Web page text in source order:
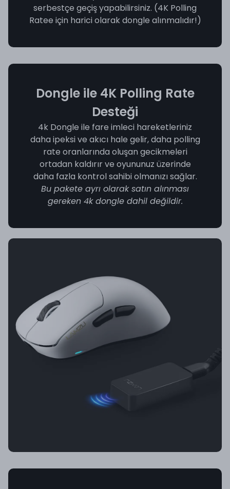
serbestçe geçiş yapabilirsiniz. (4K Polling
Ratee için harici olarak dongle alınmalıdır!)
Dongle ile 4K Polling Rate
Desteği
4k Dongle ile fare imleci hareketleriniz
daha ipeksi ve akıcı hale gelir, daha polling
rate oranlarında oluşan gecikmeleri
ortadan kaldırır ve oyununuz üzerinde
daha fazla kontrol sahibi olmanızı sağlar.
Bu pakete ayrı olarak satın alınması
gereken 4k dongle dahil değildir.